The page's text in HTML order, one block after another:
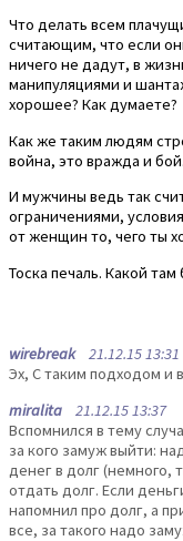
Что делать всем
считающим, что если
ничего не дадут, в
манипуляциями и
хорошее? Как думаете?
Как же таким людям
война, это вражда и бой.
И мужчины ведь так
ограничениями,
от женщин то, чего ты
Тоска печаль. Какой
wirebreak21.12.15 13:31
Эх, С таким подходом и
miralita 21.12.15 13:37
Вспомнился в тему
за кого замуж выйти:
денег в долг (немного,
отдать долг. Если
напомнил про долг, а
все, за такого надо